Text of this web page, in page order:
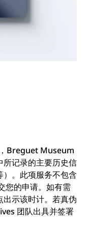
Breguet Museum
所记录的主要历史信
。此项服务不包含
您的申请。如有需
示该时计。若真伪
团队出具并签署